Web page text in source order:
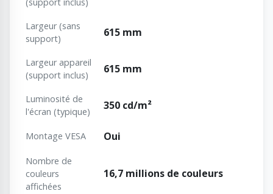
(support inclus)
Largeur (sans
support)
615 mm
Largeur appareil
(support inclus)
615 mm
Luminosité de
l'écran (typique)
350 cd/m²
Montage VESA Oui
Nombre de
couleurs
affichées
16,7 millions de couleurs